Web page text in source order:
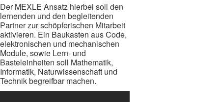
Der MEXLE Ansatz hierbei soll den
lernenden und den begleitenden
Partner zur schöpferischen Mitarbeit
aktivieren. Ein Baukasten aus Code,
elektronischen und mechanischen
Module, sowie Lern- und
Basteleinheiten soll Mathematik,
Informatik, Naturwissenschaft und
Technik begreifbar machen.